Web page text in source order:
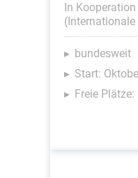
In
bundesweit
Start:
Freie Plätze: